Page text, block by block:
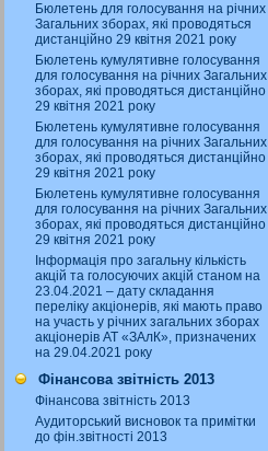
Бюлетень для голосування на річних
Загальних зборах, які проводяться
дистанційно 29 квітня 2021 року
Бюлетень кумулятивне голосування
для голосування на річних Загальних
зборах, які проводяться дистанційно
29 квітня 2021 року
Бюлетень кумулятивне голосування
для голосування на річних Загальних
зборах, які проводяться дистанційно
29 квітня 2021 року
Бюлетень кумулятивне голосування
для голосування на річних Загальних
зборах, які проводяться дистанційно
29 квітня 2021 року
Інформація про загальну кількість
акцій та голосуючих акцій станом на
23.04.2021 – дату складання
переліку акціонерів, які мають право
на участь у річних загальних зборах
акціонерів АТ «ЗАлК», призначених
на 29.04.2021 року
Фінансова звітність 2013
Фінансова звітність 2013
Аудиторський висновок та примітки
до фін.звітності 2013